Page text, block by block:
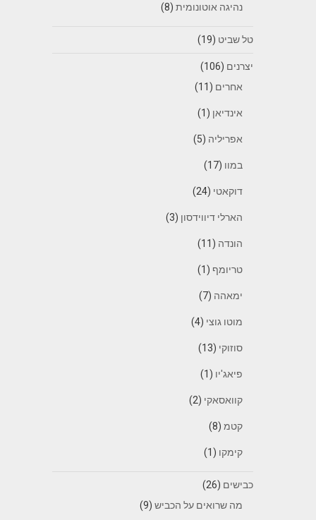
נהיגה אוטונומית(8)
טל שביט (19)
יצרנים (106)
אחרים (11)
אינדיאן (1)
אפריליה (5)
במוו (17)
דוקאטי (24)
הארלי דיווידסון (3)
הונדה (11)
טריומף (1)
ימאהה (7)
מוטו גוצי (4)
סוזוקי (13)
פיאג'יו (1)
קוואסאקי (2)
קטמ(8)
קימקו (1)
כבישים (26)
מה שרואים על הכביש(9)